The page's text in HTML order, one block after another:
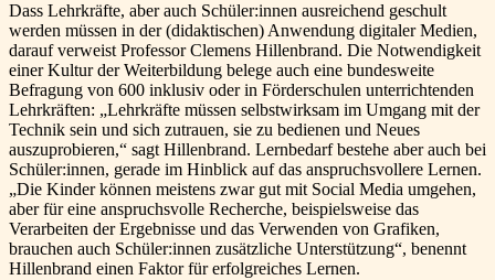
Dass Lehrkräfte, aber auch Schüler:innen ausreichend geschult
werden müssen in der (didaktischen) Anwendung digitaler Medien,
darauf verweist Professor Clemens Hillenbrand. Die Notwendigkeit
einer Kultur der Weiterbildung belege auch eine bundesweite
Befragung von 600 inklusiv oder in Förderschulen unterrichtenden
Lehrkräften: „Lehrkräfte müssen selbstwirksam im Umgang mit der
Technik sein und sich zutrauen, sie zu bedienen und Neues
auszuprobieren,“ sagt Hillenbrand. Lernbedarf bestehe aber auch bei
Schüler:innen, gerade im Hinblick auf das anspruchsvollere Lernen.
„Die Kinder können meistens zwar gut mit Social Media umgehen,
aber für eine anspruchsvolle Recherche, beispielsweise das
Verarbeiten der Ergebnisse und das Verwenden von Grafiken,
brauchen auch Schüler:innen zusätzliche Unterstützung“, benennt
Hillenbrand einen Faktor für erfolgreiches Lernen.